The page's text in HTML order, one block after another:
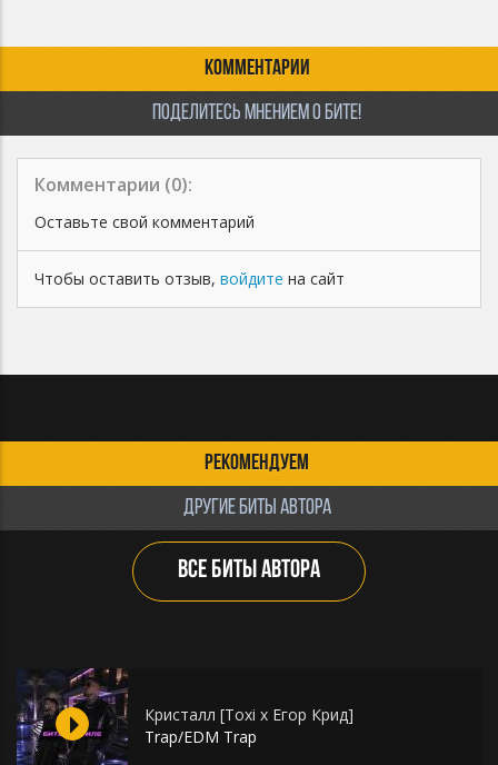
✅ Коммерческие выступления
✅ Загружать трек в VK Музыка, Яндекс Музыка, Звук, МТС
КОММЕНТАРИИ
ПОДЕЛИТЕСЬ МНЕНИЕМ О БИТЕ!
Комментарии (0):
Оставьте свой комментарий
Чтобы оставить отзыв, войдите на сайт
РЕКОМЕНДУЕМ
ДРУГИЕ БИТЫ АВТОРА
ВСЕ БИТЫ АВТОРА
Кристалл [Toxi x Егор Крид]
Trap/EDM Trap